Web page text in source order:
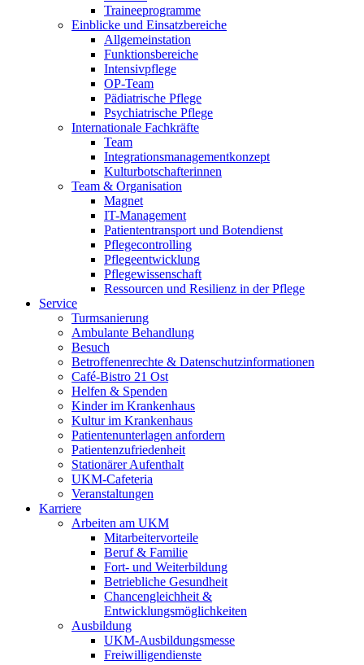
Traineeprogramme
Einblicke und Einsatzbereiche
Allgemeinstation
Funktionsbereiche
Intensivpflege
OP-Team
Pädiatrische Pflege
Psychiatrische Pflege
Internationale Fachkräfte
Team
Integrationsmanagementkonzept
Kulturbotschafterinnen
Team & Organisation
Magnet
IT-Management
Patiententransport und Botendienst
Pflegecontrolling
Pflegeentwicklung
Pflegewissenschaft
Ressourcen und Resilienz in der Pflege
Service
Turmsanierung
Ambulante Behandlung
Besuch
Betroffenenrechte & Datenschutzinformationen
Café-Bistro 21 Ost
Helfen & Spenden
Kinder im Krankenhaus
Kultur im Krankenhaus
Patientenunterlagen anfordern
Patientenzufriedenheit
Stationärer Aufenthalt
UKM-Cafeteria
Veranstaltungen
Karriere
Arbeiten am UKM
Mitarbeitervorteile
Beruf & Familie
Fort- und Weiterbildung
Betriebliche Gesundheit
Chancengleichheit &
Entwicklungsmöglichkeiten
Ausbildung
UKM-Ausbildungsmesse
Freiwilligendienste